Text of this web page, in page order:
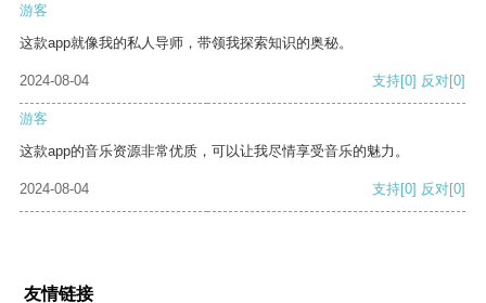
游客
这款app就像我的私人导师，带领我探索知识的奥秘。
2024-08-04 支持[0] 反对[0]
游客
这款app的音乐资源非常优质，可以让我尽情享受音乐的魅力。
2024-08-04 支持[0] 反对[0]
友情链接